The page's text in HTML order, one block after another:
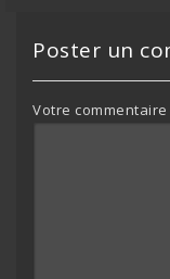
Poster un
Votre commentaire